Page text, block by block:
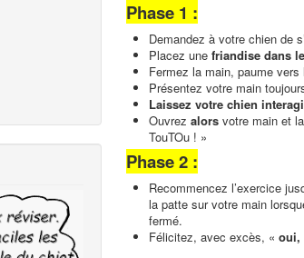
Phase 1 :
Demandez à votre chien de
Placez une friandise dans
Fermez la main, paume vers
Présentez votre main
Laissez votre chien
Ouvrez alors votre main et
TouTOu ! »
Phase 2 :
Recommencez l’exercice
la patte sur votre main
fermé.
Félicitez, avec excès, « oui,